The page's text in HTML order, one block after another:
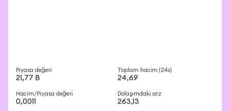
Piyasa değeri
21,77 B
Toplam hacim (24s)
24,69
Hacim/Piyasa değeri
0,0011
Dolaşımdaki arz
263,13